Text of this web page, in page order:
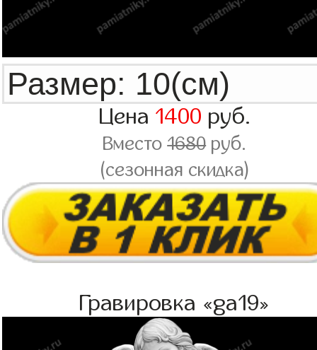
Цена 1400 руб.
Вместо1680руб.
(сезонная скидка)
Гравировка «ga19»